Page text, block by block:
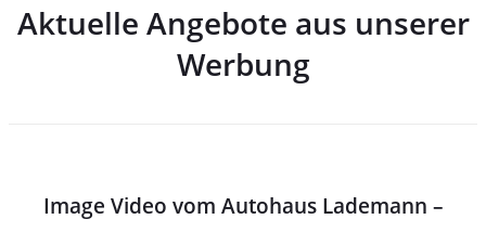
Aktuelle Angebote aus unserer
Werbung
Image Video vom Autohaus Lademann –